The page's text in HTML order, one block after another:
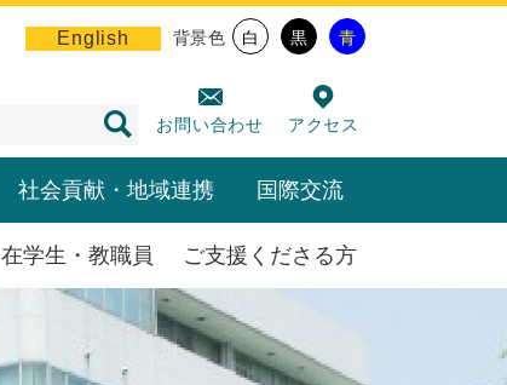
English 背景色 白 黒 青
お問い合わせ アクセス
社会貢献・地域連携 国際交流
在学生・教職員 ご支援くださる方